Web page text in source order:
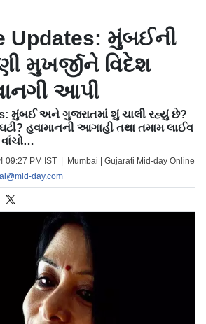
Updates: મુંબઈની
મુખર્જીને વિદેશ
આપી
મુંબઈ અને ગુજરાતમાં શું ચાલી રહ્યું છે?
હવામાનની આગાહી તથા તમામ લાઈવ
09:27 PM IST | Mumbai | Gujarati Mid-day Online
day.com